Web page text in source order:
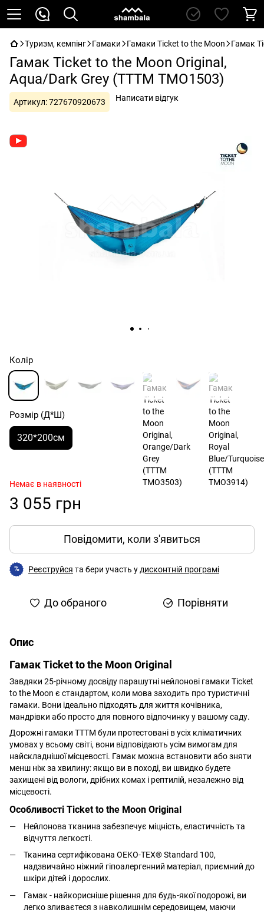
Туризм, кемпінг Гамаки Гамаки Ticket to the Moon Гамак
Гамак Ticket to the Moon Original,
Aqua/Dark Grey (TTTM TMO1503)
Артикул:727670920673 Написати відгук
Колір
Розмір (Д*Ш)
320*200см
Немає в наявності
3 055 грн
Повідомити, коли з'явиться
% Реєструйся та бери участь у дисконтній програмі
До обраного Порівняти
Опис
Гамак Ticket to the Moon Original
Завдяки 25-річному досвіду парашутні нейлонові гамаки Ticket
to the Moon є стандартом, коли мова заходить про туристичні
гамаки. Вони ідеально підходять для життя кочівника,
мандрівки або просто для повного відпочинку у вашому саду.
Дорожні гамаки TTTM були протестовані в усіх кліматичних
умовах у всьому світі, вони відповідають усім вимогам для
найскладнішої місцевості. Гамак можна встановити або зняти
менш ніж за хвилину: якщо ви в поході, ви швидко будете
захищені від вологи, дрібних комах і рептилій, незалежно від
місцевості.
Особливості Ticket to the Moon Original
Нейлонова тканина забезпечує міцність, еластичність та
відчуття легкості.
Тканина сертифікована OEKO-TEX® Standard 100,
надзвичайно ніжний гіпоалергенний матеріал, приємний до
шкіри дітей і дорослих.
Гамак - найкорисніше рішення для будь-якої подорожі, ви
легко зливаєтеся з навколишнім середовищем, маючи